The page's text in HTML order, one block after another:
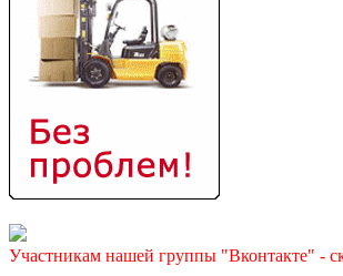
Участникам нашей группы "Вконтакте" -